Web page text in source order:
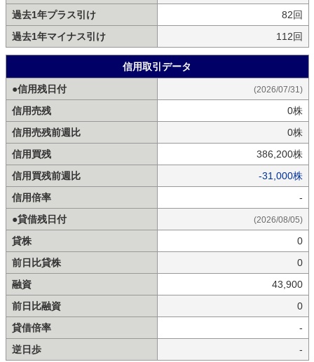
過去1年プラス引け
82回
過去1年マイナス引け
112回
信用取引データ
●信用残日付
(2026/07/31)
信用売残
0株
信用売残前週比
0株
信用買残
386,200株
信用買残前週比
-31,000株
信用倍率
-
●貸借残日付
(2026/08/05)
貸株
0
前日比貸株
0
融資
43,900
前日比融資
0
貸借倍率
-
逆日歩
-